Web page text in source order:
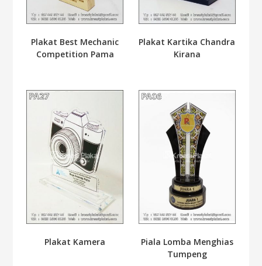
Plakat Best Mechanic
Competition Pama
Plakat Kartika Chandra
Kirana
Plakat Kamera
Piala Lomba Menghias
Tumpeng